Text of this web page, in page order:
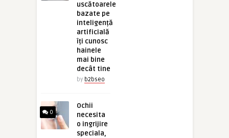
uscătoarele
bazate pe
inteligență
artificială
îți cunosc
hainele
mai bine
decât tine
by b2bseo
0
Ochii
necesita
o ingrijire
speciala,